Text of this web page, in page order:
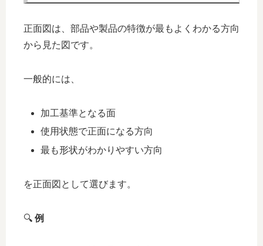
正面図は、部品や製品の特徴が最もよくわかる方向
から見た図です。
一般的には、
加工基準となる面
使用状態で正面になる方向
最も形状がわかりやすい方向
を正面図として選びます。
🔍 例